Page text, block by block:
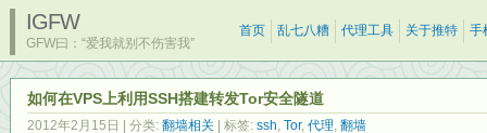
IGFW
GFW曰：“爱我就别不伤害我”
首页 乱七八糟 代理工具 关于推特 手
如何在VPS上利用SSH搭建转发Tor安全隧道
2012年2月15日 | 分类: 翻墙相关 | 标签: ssh, Tor, 代理, 翻墙